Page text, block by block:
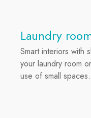
Laundry
Smart interiors with
your laundry room
use of small spaces.